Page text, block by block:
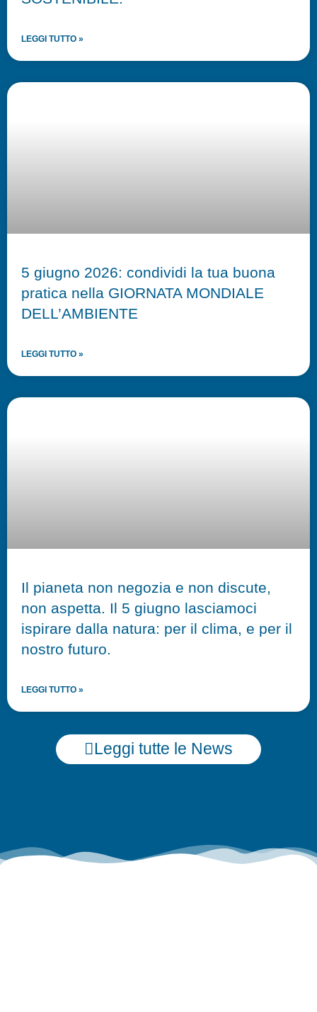
LEGGI TUTTO »
5 giugno 2026: condividi la tua buona
pratica nella GIORNATA MONDIALE
DELL’AMBIENTE
LEGGI TUTTO »
Il pianeta non negozia e non discute,
non aspetta. Il 5 giugno lasciamoci
ispirare dalla natura: per il clima, e per il
nostro futuro.
LEGGI TUTTO »
Leggi tutte le News